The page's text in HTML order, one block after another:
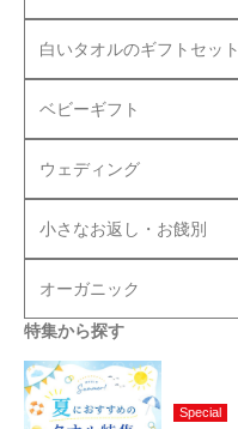
白いタオルのギフトセット
ベビーギフト
ウェディング
小さなお返し・お餞別
オーガニック
特集から探す
Special